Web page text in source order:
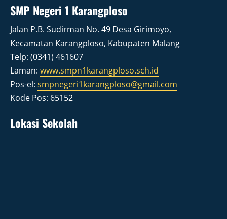
SMP Negeri 1 Karangploso
Jalan P.B. Sudirman No. 49 Desa Girimoyo,
Kecamatan Karangploso, Kabupaten Malang
Telp: (0341) 461607
Laman: www.smpn1karangploso.sch.id
Pos-el: smpnegeri1karangploso@gmail.com
Kode Pos: 65152
Lokasi Sekolah